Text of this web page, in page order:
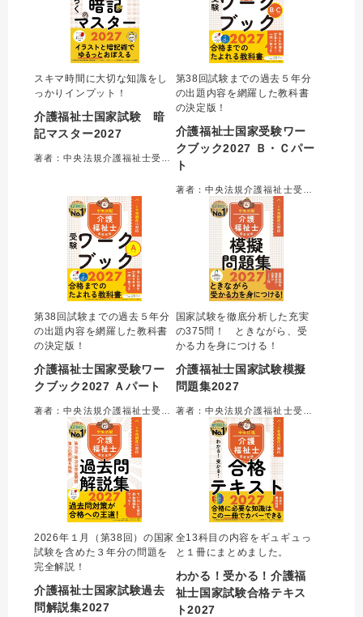
スキマ時間に大切な知識をし
っかりインプット！
介護福祉士国家試験 暗
記マスター2027
第38回試験までの過去５年分
の出題内容を網羅した教科書
の決定版！
介護福祉士国家受験ワー
クブック2027 Ｂ・Ｃパー
ト
第38回試験までの過去５年分
の出題内容を網羅した教科書
の決定版！
介護福祉士国家受験ワー
クブック2027 Ａパート
国家試験を徹底分析した充実
の375問！ ときながら、受
かる力を身につける！
介護福祉士国家試験模擬
問題集2027
2026年１月（第38回）の国家
試験を含めた３年分の問題を
完全解説！
介護福祉士国家試験過去
問解説集2027
全13科目の内容をギュギュっ
と１冊にまとめました。
わかる！受かる！介護福
祉士国家試験合格テキス
ト2027